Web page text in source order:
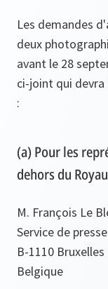
Les demandes
deux
avant le 28
ci-joint qui devra
:
(a) Pour les
dehors du
M. François Le
Service de
B-1110 Bruxelles
Belgique